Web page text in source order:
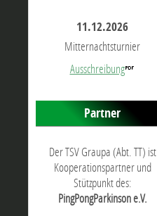
11.12.2026
Mitternachtsturnier
Ausschreibung
Partner
Der TSV Graupa (Abt. TT) ist
Kooperationspartner und
Stützpunkt des:
PingPongParkinson e.V.